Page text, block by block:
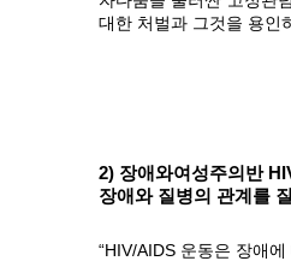
대한 처벌과 그것을 용인
2) 장애와여성주의반
장애와 질병의 관계를
“HIV/AIDS 운동은 장애